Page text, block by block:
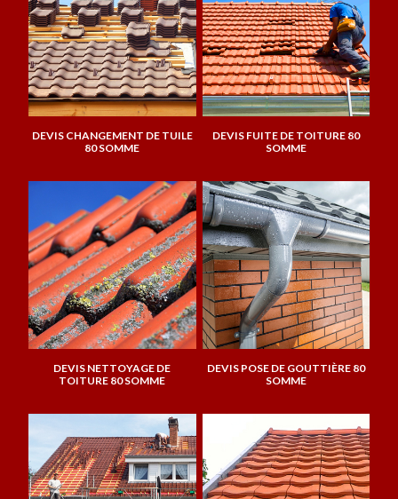
DEVIS CHANGEMENT DE TUILE
80 SOMME
DEVIS FUITE DE TOITURE 80
SOMME
DEVIS NETTOYAGE DE
TOITURE 80 SOMME
DEVIS POSE DE GOUTTIÈRE 80
SOMME